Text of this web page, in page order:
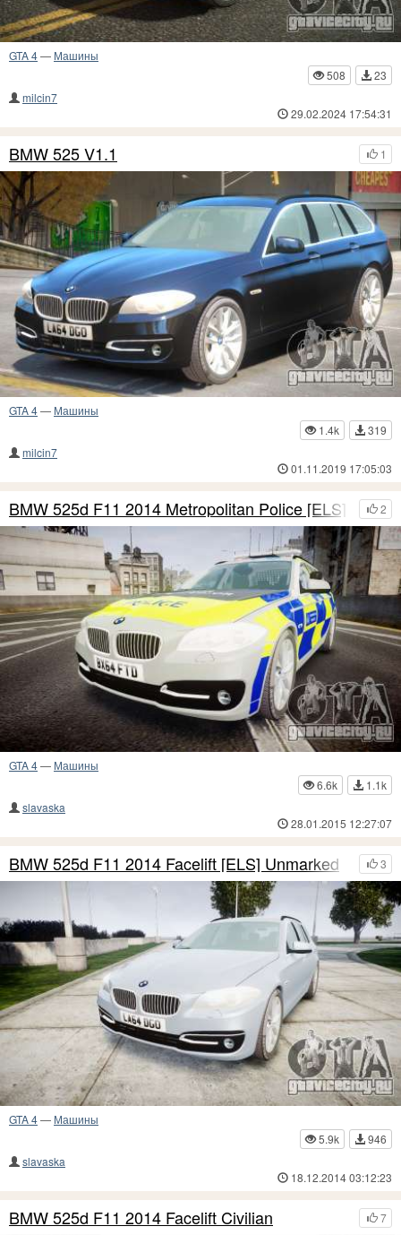
GTA 4— Машины
508
23
milcin7
29.02.2024 17:54:31
1
BMW 525 V1.1
GTA 4— Машины
1.4k
319
milcin7
01.11.2019 17:05:03
2
BMW 525d F11 2014 Metropolitan Police [ELS]
GTA 4— Машины
6.6k
1.1k
slavaska
28.01.2015 12:27:07
3
BMW 525d F11 2014 Facelift [ELS] Unmarked
GTA 4— Машины
5.9k
946
slavaska
18.12.2014 03:12:23
7
BMW 525d F11 2014 Facelift Civilian